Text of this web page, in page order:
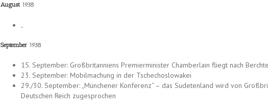
August 1938
September 1938
15. September: Großbritanniens Premierminister Chamberlain fliegt nach
23. September: Mobilmachung in der Tschechoslowakei
29./30. September: „Münchener Konferenz“ – das Sudetenland wird von
Deutschen Reich zugesprochen